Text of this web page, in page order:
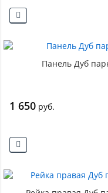
Панель Дуб
1 650 руб.